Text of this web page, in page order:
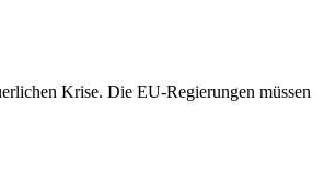
Krise. Die EU-Regierungen müssen